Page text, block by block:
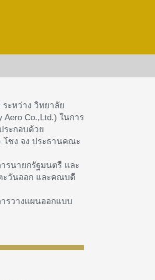
ะหว่าง วิทยาลัย
Co.,Ltd.) ในการ
ระกอบด้วย
ชง จง ประธานคณะ
รนายกรัฐมนตรี และ
ะวันออก และคณบดี
รวางแผนออกแบบ